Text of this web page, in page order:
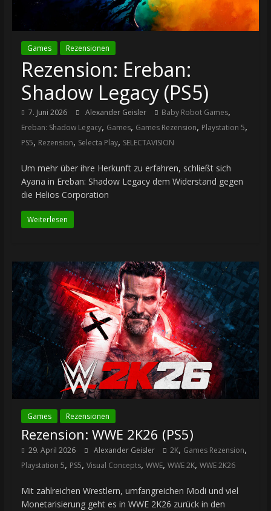
Games Rezensionen
Rezension: Ereban:
Shadow Legacy (PS5)
7. Juni 2026 Alexander Geisler Baby Robot Games,
Ereban: Shadow Legacy, Games, Games Rezension, Playstation 5,
PS5, Rezension, Selecta Play, SELECTAVISION
Um mehr über ihre Herkunft zu erfahren, schließt sich
Ayana in Ereban: Shadow Legacy dem Widerstand gegen
die Helios Corporation
Weiterlesen
Games Rezensionen
Rezension: WWE 2K26 (PS5)
29. April 2026 Alexander Geisler 2K, Games Rezension,
Playstation 5, PS5, Visual Concepts, WWE, WWE 2K, WWE 2K26
Mit zahlreichen Wrestlern, umfangreichen Modi und viel
Monetarisierung geht es in WWE 2K26 zurück in den